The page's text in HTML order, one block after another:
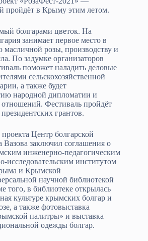
пройдёт в Крыму этим летом.
болгарами цветок. На
занимает первое место в
розы, производству и
По задумке организаторов
поможет наладить деловые
сельскохозяйственной
а также будет
народной дипломатии и
отношений. Фестиваль пройдёт
грантов.
Центр болгарской
заключил соглашения о
инженерно-педагогическим
исследовательским институтом
и Крымской
научной библиотекой
в библиотеке открылась
культуре крымских болгар и
а также фотовыставка
палитры» и выставка
одежды болгар.